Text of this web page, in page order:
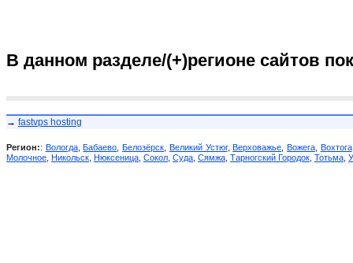
В данном разделе/(+)регионе сайтов
→ fastvps hosting
Регион:: Вологда,Бабаево ,Белозёрск Великий Устюг,Верховажье Вожега, Вохтога
Молочное Никольск Нюксеница Сокол Суда Сямжа Тарногский Городок Тотьма